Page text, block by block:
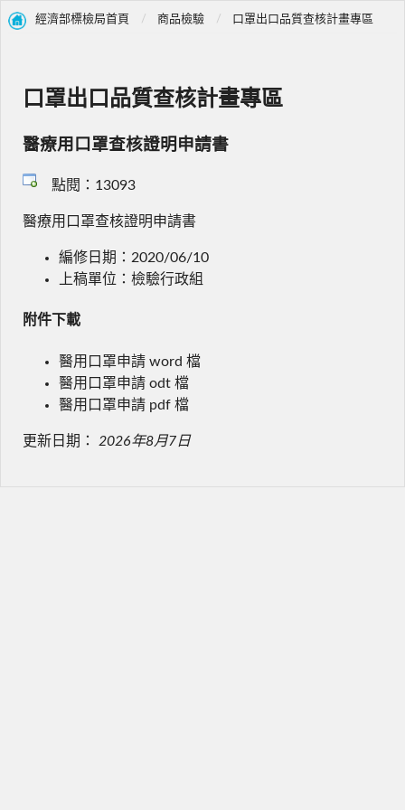
經濟部標檢局首頁 商品檢驗 口罩出口品質查核計畫專區
口罩出口品質查核計畫專區
醫療用口罩查核證明申請書
點閱：13093
醫療用口罩查核證明申請書
編修日期：2020/06/10
上稿單位：檢驗行政組
附件下載
醫用口罩申請 word 檔
醫用口罩申請 odt 檔
醫用口罩申請 pdf 檔
更新日期： 2026年8月7日